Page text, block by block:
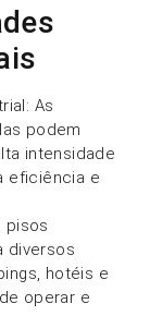
As
podem
intensidade
eficiência e
pisos
diversos
hotéis e
operar e